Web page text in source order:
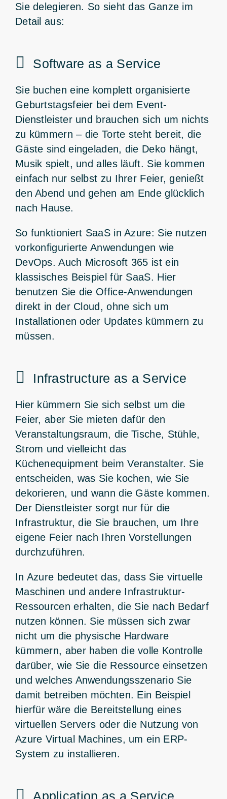
Sie delegieren. So sieht das Ganze im
Detail aus:
Software as a Service
Sie buchen eine komplett organisierte
Geburtstagsfeier bei dem Event-
Dienstleister und brauchen sich um nichts
zu kümmern – die Torte steht bereit, die
Gäste sind eingeladen, die Deko hängt,
Musik spielt, und alles läuft. Sie kommen
einfach nur selbst zu Ihrer Feier, genießt
den Abend und gehen am Ende glücklich
nach Hause.
So funktioniert SaaS in Azure: Sie nutzen
vorkonfigurierte Anwendungen wie
DevOps. Auch Microsoft 365 ist ein
klassisches Beispiel für SaaS. Hier
benutzen Sie die Office-Anwendungen
direkt in der Cloud, ohne sich um
Installationen oder Updates kümmern zu
müssen.
Infrastructure as a Service
Hier kümmern Sie sich selbst um die
Feier, aber Sie mieten dafür den
Veranstaltungsraum, die Tische, Stühle,
Strom und vielleicht das
Küchenequipment beim Veranstalter. Sie
entscheiden, was Sie kochen, wie Sie
dekorieren, und wann die Gäste kommen.
Der Dienstleister sorgt nur für die
Infrastruktur, die Sie brauchen, um Ihre
eigene Feier nach Ihren Vorstellungen
durchzuführen.
In Azure bedeutet das, dass Sie virtuelle
Maschinen und andere Infrastruktur-
Ressourcen erhalten, die Sie nach Bedarf
nutzen können. Sie müssen sich zwar
nicht um die physische Hardware
kümmern, aber haben die volle Kontrolle
darüber, wie Sie die Ressource einsetzen
und welches Anwendungsszenario Sie
damit betreiben möchten. Ein Beispiel
hierfür wäre die Bereitstellung eines
virtuellen Servers oder die Nutzung von
Azure Virtual Machines, um ein ERP-
System zu installieren.
Application as a Service